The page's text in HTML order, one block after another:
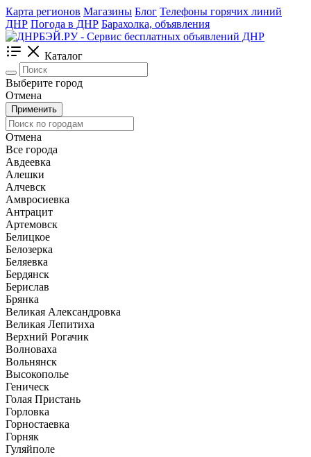
Карта регионов Магазины Блог Телефоны горячих линий
ДНР Погода в ДНР Барахолка, объявления
Каталог
Выберите город
Отмена
Применить
Отмена
Все города
Авдеевка
Алешки
Алчевск
Амвросиевка
Антрацит
Артемовск
Белицкое
Белозерка
Беляевка
Бердянск
Берислав
Брянка
Великая Александровка
Великая Лепитиха
Верхний Рогачик
Волноваха
Вольнянск
Высокополье
Геническ
Голая Пристань
Горловка
Горностаевка
Горняк
Гуляйполе